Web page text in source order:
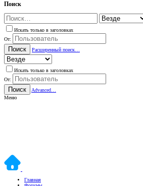
Поиск
Искать только в заголовках
От:
Поиск Расширенный поиск…
Искать только в заголовках
От:
Поиск
Advanced…
Меню
Главная